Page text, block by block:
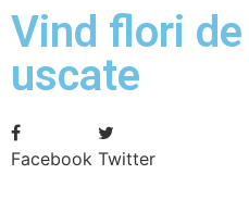
Vind flori
uscate
Facebook Twitter